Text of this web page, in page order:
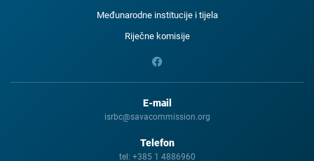
Međunarodne institucije i tijela
Riječne komisije
E-mail
isrbc@savacommission.org
Telefon
tel: +385 1 4886960